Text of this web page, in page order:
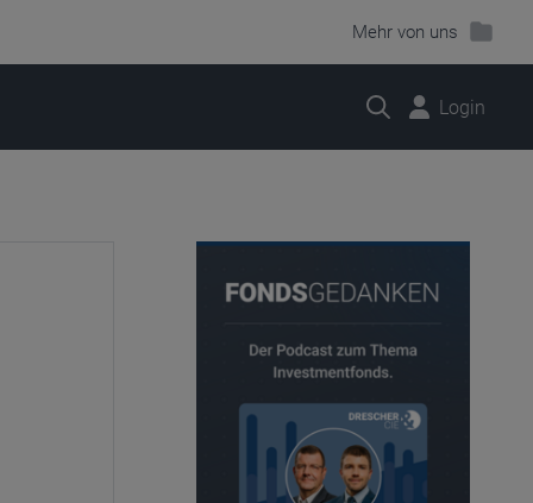
Mehr von uns
Suche Login